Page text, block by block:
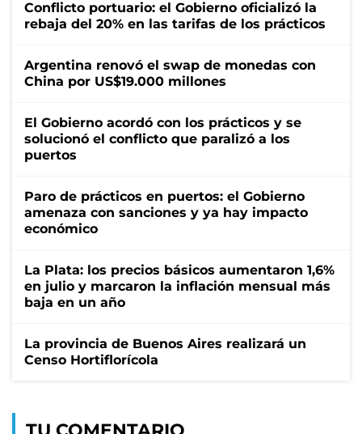
Conflicto portuario: el Gobierno oficializó la
rebaja del 20% en las tarifas de los prácticos
Argentina renovó el swap de monedas con
China por US$19.000 millones
El Gobierno acordó con los prácticos y se
solucionó el conflicto que paralizó a los
puertos
Paro de prácticos en puertos: el Gobierno
amenaza con sanciones y ya hay impacto
económico
La Plata: los precios básicos aumentaron 1,6%
en julio y marcaron la inflación mensual más
baja en un año
La provincia de Buenos Aires realizará un
Censo Hortiflorícola